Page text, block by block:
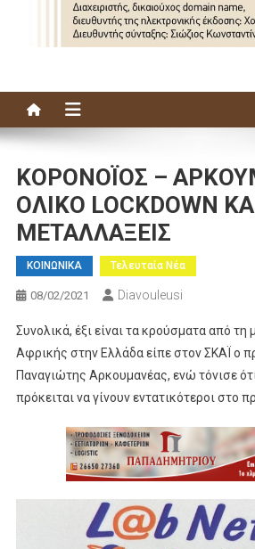
ΚΟΡΟΝΟΪΟΣ –
ΟΛΙΚΟ LOCKDOWΝ
ΜΕΤΑΛΛΑΞΕΙΣ
ΚΟΙΝΩΝΙΚΑ Τελευταία Νέα
08/02/2021 Diavouleusi
Συνολικά, έξι είναι τα κρούσματα από τη
Αφρικής στην Ελλάδα είπε στον ΣΚΑΪ ο
Παναγιώτης Αρκουμανέας, ενώ τόνισε
πρόκειται να γίνουν εντατικότεροι στο